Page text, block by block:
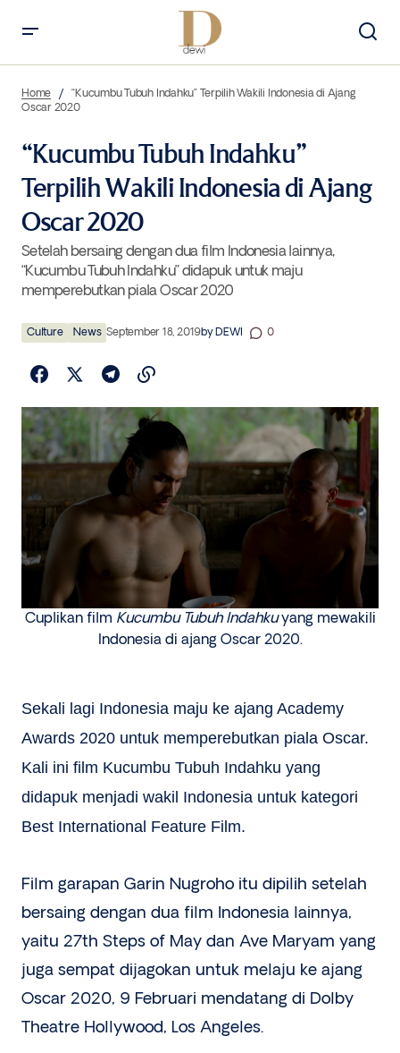
2020
Home
“Kucumbu Tubuh Indahku” Terpilih Wakili Indonesia di Ajang
Oscar 2020
“Kucumbu Tubuh Indahku”
Terpilih Wakili Indonesia di Ajang
Oscar 2020
Setelah bersaing dengan dua film Indonesia lainnya,
“Kucumbu Tubuh Indahku” didapuk untuk maju
memperebutkan piala Oscar 2020
Culture News September 18, 2019byDEWI 0
Cuplikan film Kucumbu Tubuh Indahkuyang mewakili
Indonesia di ajang Oscar 2020.
Sekali lagi Indonesia maju ke ajang Academy
Awards 2020 untuk memperebutkan piala Oscar.
Kali ini film Kucumbu Tubuh Indahku yang
didapuk menjadi wakil Indonesia untuk kategori
Best International Feature Film.
Film garapan Garin Nugroho itu dipilih setelah
bersaing dengan dua film Indonesia lainnya,
yaitu 27th Steps of May dan Ave Maryam yang
juga sempat dijagokan untuk melaju ke ajang
Oscar 2020, 9 Februari mendatang di Dolby
Theatre Hollywood, Los Angeles.